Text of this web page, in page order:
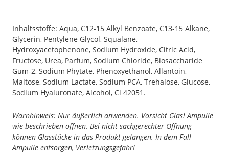
Inhaltsstoffe: Aqua, C12-15 Alkyl Benzoate, C13-15 Alkane,
Glycerin, Pentylene Glycol, Squalane,
Hydroxyacetophenone, Sodium Hydroxide, Citric Acid,
Fructose, Urea, Parfum, Sodium Chloride, Biosaccharide
Gum-2, Sodium Phytate, Phenoxyethanol, Allantoin,
Maltose, Sodium Lactate, Sodium PCA, Trehalose, Glucose,
Sodium Hyaluronate, Alcohol, Cl 42051.
Warnhinweis: Nur äußerlich anwenden. Vorsicht Glas! Ampulle
wie beschrieben öffnen. Bei nicht sachgerechter Öffnung
können Glasstücke in das Produkt gelangen. In dem Fall
Ampulle entsorgen, Verletzungsgefahr!